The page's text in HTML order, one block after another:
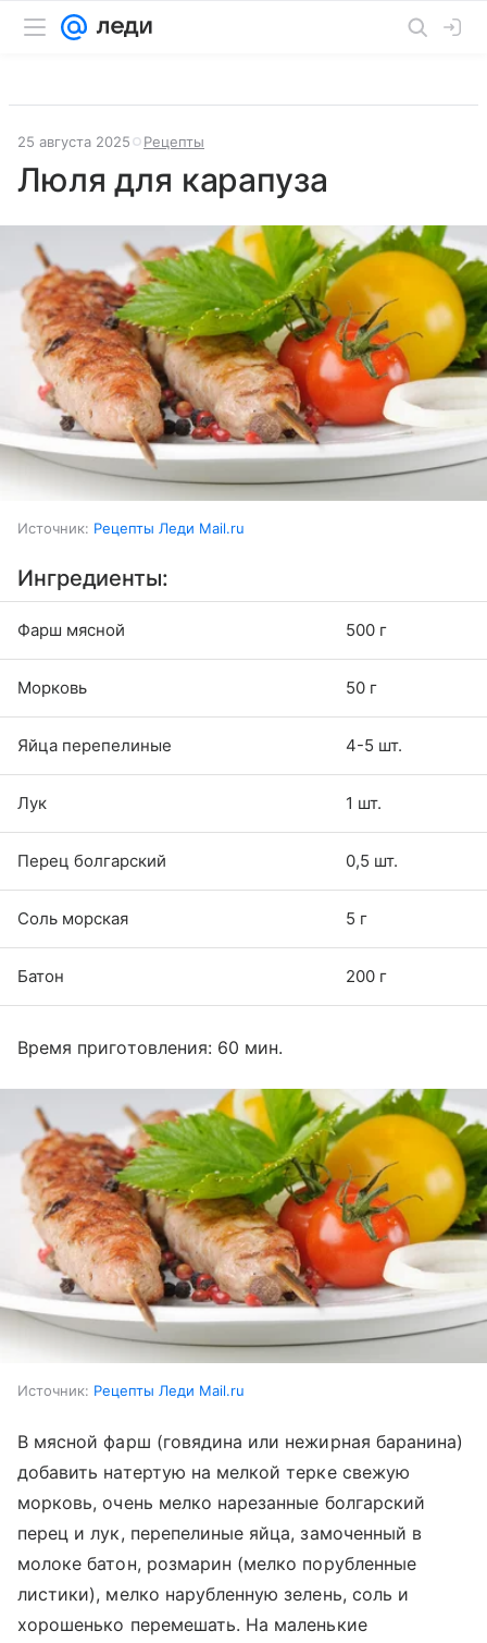
25 августа 2025 Рецепты
Люля для карапуза
Источник: Рецепты Леди Mail.ru
Ингредиенты:
Фарш мясной 500 г
Морковь 50 г
Яйца перепелиные 4-5 шт.
Лук 1 шт.
Перец болгарский 0,5 шт.
Соль морская 5 г
Батон 200 г
Время приготовления: 60 мин.
Источник: Рецепты Леди Mail.ru
В мясной фарш (говядина или нежирная баранина)
добавить натертую на мелкой терке свежую
морковь, очень мелко нарезанные болгарский
перец и лук, перепелиные яйца, замоченный в
молоке батон, розмарин (мелко порубленные
листики), мелко нарубленную зелень, соль и
хорошенько перемешать. На маленькие